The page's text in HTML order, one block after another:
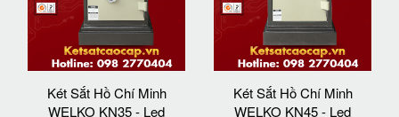
Két Sắt Hồ Chí Minh
WELKO KN35 - Led
Két Sắt Hồ Chí Minh
WELKO KN45 - Led